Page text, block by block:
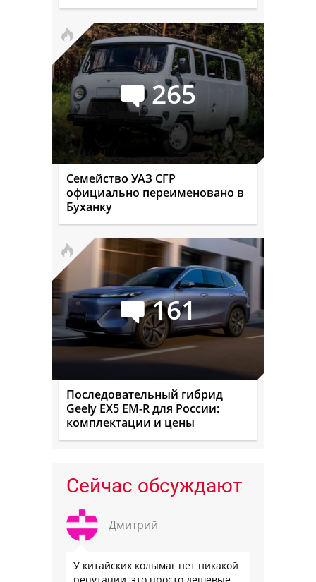
265
Семейство УАЗ СГР
официально переименовано в
Буханку
161
Последовательный гибрид
Geely EX5 EM-R для России:
комплектации и цены
Сейчас обсуждают
Дмитрий
У китайских колымаг нет никакой